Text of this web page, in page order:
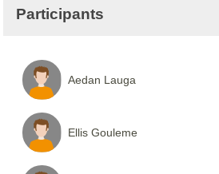
Participants
Aedan Lauga
Ellis Gouleme